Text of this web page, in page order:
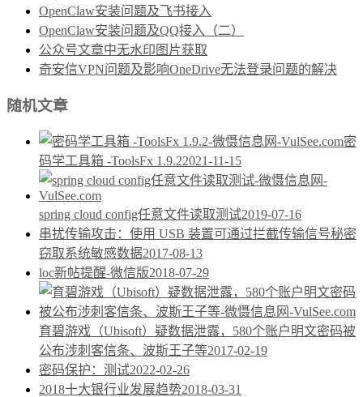
OpenClaw安装问题及飞书接入
OpenClaw安装问题及QQ接入（二）
公众号文章中无水印图片获取
奇安信VPN问题及影响OneDrive无法登录问题的解决
随机文章
密
码学工具箱 -ToolsFx 1.9.22021-11-15
spring cloud config任意文件读取测试2019-07-16
串扰传输攻击：使用 USB 装置可通过拦截传输信号秘密
窃取系统敏感数据2017-08-13
loc新帖提醒-微信版2018-07-29
育碧游戏（Ubisoft）疑数据泄露，580个账户明文密码被
公布涉刺客信条、波斯王子等2017-02-19
密码保护：测试2022-02-26
2018十大银行业发展趋势2018-03-31